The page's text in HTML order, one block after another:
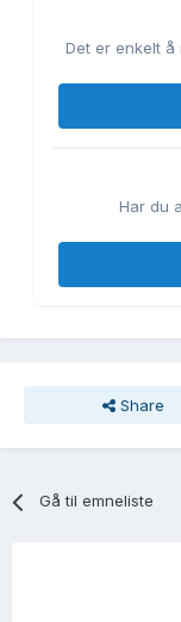
Det er enkelt å
Har du
Share
Gå til emneliste